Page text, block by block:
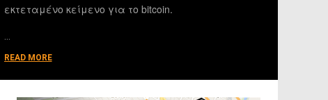
εκτεταμένο κείμενο για το bitcoin.
READ MORE